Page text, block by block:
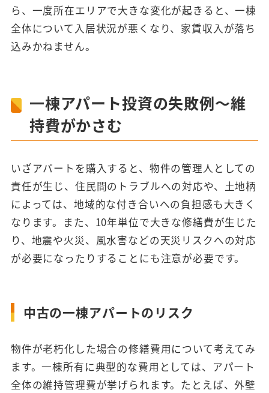
ら、一度所在エリアで大きな変化が起きると、一棟
全体について入居状況が悪くなり、家賃収入が落ち
込みかねません。
一棟アパート投資の失敗例～維
持費がかさむ
いざアパートを購入すると、物件の管理人としての
責任が生じ、住民間のトラブルへの対応や、土地柄
によっては、地域的な付き合いへの負担感も大きく
なります。また、10年単位で大きな修繕費が生じた
り、地震や火災、風水害などの天災リスクへの対応
が必要になったりすることにも注意が必要です。
中古の一棟アパートのリスク
物件が老朽化した場合の修繕費用について考えてみ
ます。一棟所有に典型的な費用としては、アパート
全体の維持管理費が挙げられます。たとえば、外壁